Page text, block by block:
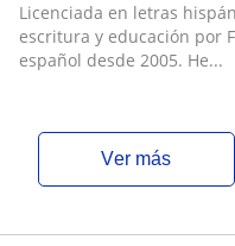
Licenciada en letras
escritura y educación por
español desde 2005. He...
ver más